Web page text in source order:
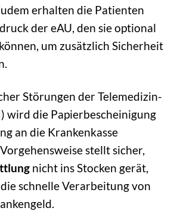
erhalten die Patienten
der eAU, den sie optional
um zusätzlich Sicherheit
Störungen der Telemedizin-
wird die Papierbescheinigung
an die Krankenkasse
stellt sicher,
nicht ins Stocken gerät,
schnelle Verarbeitung von